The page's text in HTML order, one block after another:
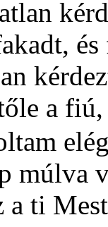
a
a ti